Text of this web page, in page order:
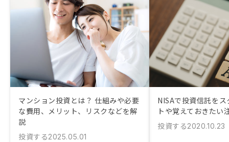
マンション投資とは？ 仕組みや必要
な費用、メリット、リスクなどを解
説
投資する2025.05.01
NISAで投資信託を
トや覚えておきたい
投資する2020.10.23